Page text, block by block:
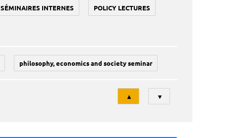
SÉMINAIRES INTERNES POLICY LECTURES
philosophy, economics and society seminar
Tri
▲ ▼